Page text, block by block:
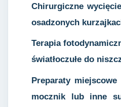
Chirurgiczne wycięcie
osadzonych
Terapia
światłoczułe do
Preparaty miejscowe
mocznik lub inne